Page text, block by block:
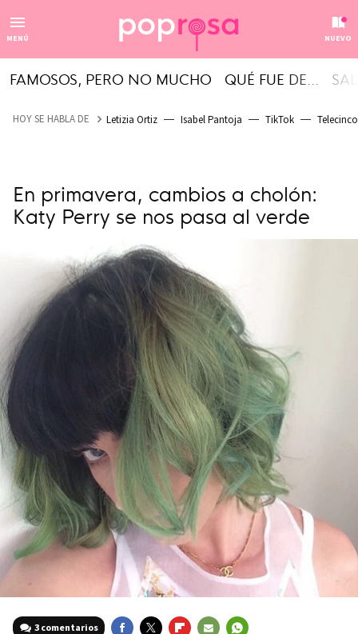
MENÚ NUEVO
FAMOSOS, PERO NO MUCHO QUÉ FUE DE...
HOY SE HABLA DE Letizia Ortiz Isabel Pantoja TikTok Telecinco
En primavera, cambios a cholón:
Katy Perry se nos pasa al verde
3 comentarios